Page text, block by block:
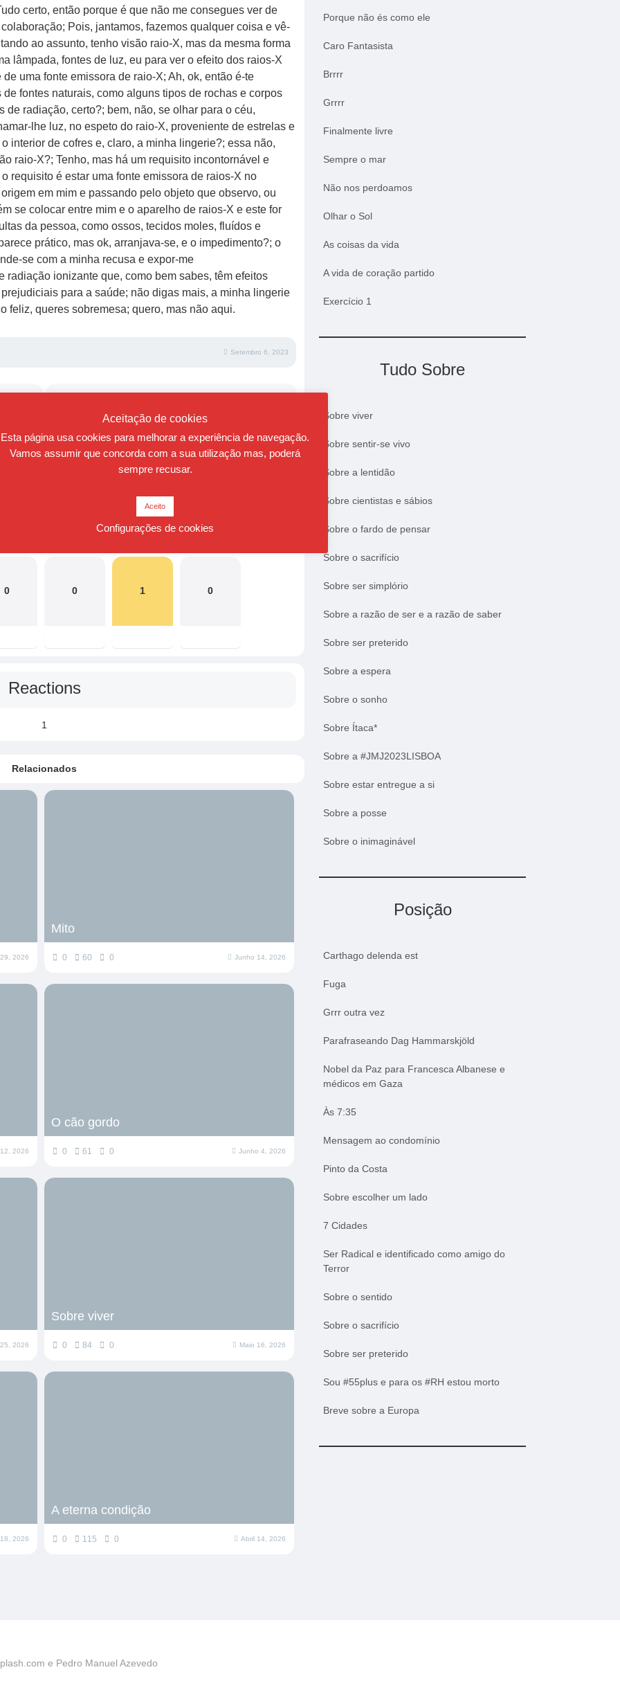
certo, então porque é que não me consegues ver de
Pois, jantamos, fazemos qualquer coisa e vê-
ao assunto, tenho visão raio-X, mas da mesma forma
lâmpada, fontes de luz, eu para ver o efeito dos raios-X
uma fonte emissora de raio-X; Ah, ok, então é-te
fontes naturais, como alguns tipos de rochas e corpos
radiação, certo?; bem, não, se olhar para o céu,
lhe luz, no espeto do raio-X, proveniente de estrelas e
interior de cofres e, claro, a minha lingerie?; essa não,
raio-X?; Tenho, mas há um requisito incontornável e
requisito é estar uma fonte emissora de raios-X no
em mim e passando pelo objeto que observo, ou
se colocar entre mim e o aparelho de raios-X e este for
da pessoa, como ossos, tecidos moles, fluídos e
prático, mas ok, arranjava-se, e o impedimento?; o
se com a minha recusa e expor-me
radiação ionizante que, como bem sabes, têm efeitos
para a saúde; não digas mais, a minha lingerie
feliz, queres sobremesa; quero, mas não aqui.
Setembro 6, 2023
Não passas de uma Memória de ti
mesmo
0 0 1 0
Reactions
1
Relacionados
2026
Mito
0 60 0 Junho 14, 2026
2026
O cão gordo
0 61 0 Junho 4, 2026
2026
Sobre viver
0 84 0 Maio 16, 2026
2026
A eterna condição
0 115 0 Abril 14, 2026
Porque não és como ele
Caro Fantasista
Brrrr
Grrrr
Finalmente livre
Sempre o mar
Não nos perdoamos
Olhar o Sol
As coisas da vida
A vida de coração partido
Exercício 1
Tudo Sobre
Sobre viver
Sobre sentir-se vivo
Sobre a lentidão
Sobre cientistas e sábios
Sobre o fardo de pensar
Sobre o sacrifício
Sobre ser simplório
Sobre a razão de ser e a razão de saber
Sobre ser preterido
Sobre a espera
Sobre o sonho
Sobre Ítaca*
Sobre a #JMJ2023LISBOA
Sobre estar entregue a si
Sobre a posse
Sobre o inimaginável
Posição
Carthago delenda est
Fuga
Grrr outra vez
Parafraseando Dag Hammarskjöld
Nobel da Paz para Francesca Albanese e
médicos em Gaza
Às 7:35
Mensagem ao condomínio
Pinto da Costa
Sobre escolher um lado
7 Cidades
Ser Radical e identificado como amigo do
Terror
Sobre o sentido
Sobre o sacrifício
Sobre ser preterido
Sou #55plus e para os #RH estou morto
Breve sobre a Europa
e Pedro Manuel Azevedo
Aceitação de cookies
Esta página usa cookies para melhorar a experiência de navegação.
Vamos assumir que concorda com a sua utilização mas, poderá
sempre recusar.
Aceito
Configurações de cookies